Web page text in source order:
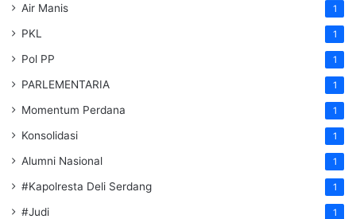
Air Manis 1
PKL 1
Pol PP 1
PARLEMENTARIA 1
Momentum Perdana 1
Konsolidasi 1
Alumni Nasional 1
#Kapolresta Deli Serdang 1
#Judi 1